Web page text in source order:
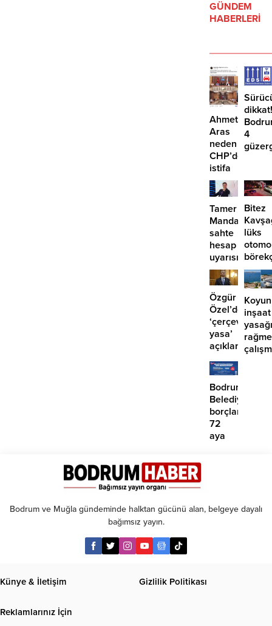
GÜNDEM
HABERLERİ
Ahmet
Aras
neden
CHP’den
istifa
etmiyor?
dikkat!
4
Tamer
sahte
hesap
uyarısı
Bitez
lüks
girdi:
2
Özgür
Özel’den
‘çerçeve
yasa’
açıklaması:
‘İmza
atma
çabamız
yok’
inşaat
Bodrum
borçlara
72
aya
Bodrum ve Muğla gündeminde halktan gücünü alan, belgeye dayalı
bağımsız yayın.
Künye & İletişim Gizlilik Politikası
Reklamlarınız İçin